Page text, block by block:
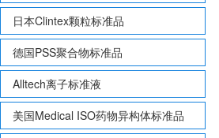
日本Clintex颗粒标准品
德国PSS聚合物标准品
Alltech离子标准液
美国Medical ISO药物异构体标准品